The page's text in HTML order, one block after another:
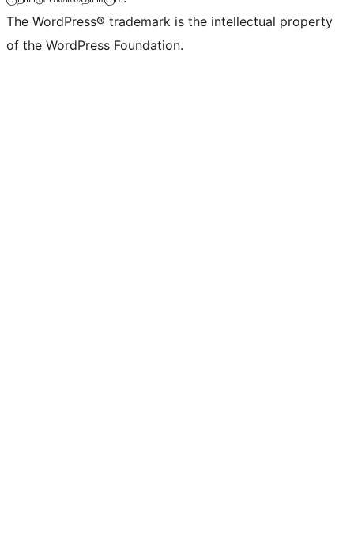
The WordPress® trademark is the intellectual property
of the WordPress Foundation.